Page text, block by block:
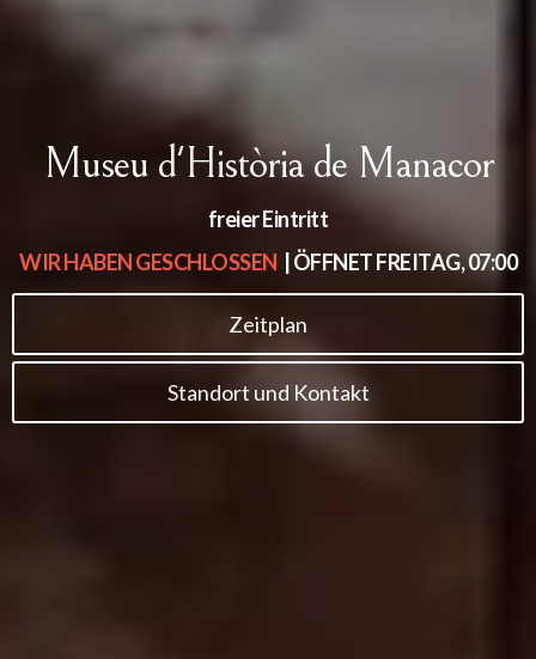
Museu d'Història de Manacor
freier Eintritt
WIR HABEN GESCHLOSSEN | ÖFFNETFREITAG, 07:00
Zeitplan
Standort und Kontakt